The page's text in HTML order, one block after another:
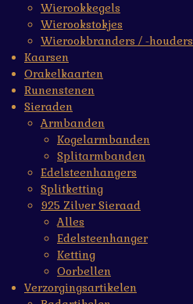
Wierookkegels
Wierookstokjes
Wierookbranders / -houders
Kaarsen
Orakelkaarten
Runenstenen
Sieraden
Armbanden
Kogelarmbanden
Splitarmbanden
Edelsteenhangers
Splitketting
925 Zilver Sieraad
Alles
Edelsteenhanger
Ketting
Oorbellen
Verzorgingsartikelen